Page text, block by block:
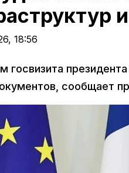
18:56
госвизита
сообщает